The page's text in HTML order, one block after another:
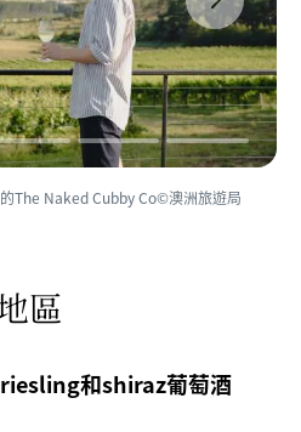
The Naked Cubby Co©澳洲旅遊局
區
和shiraz葡萄酒